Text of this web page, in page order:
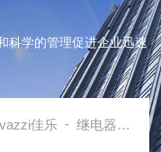
科学的管理促进企业迅速
佳乐 - 继电器 瑞